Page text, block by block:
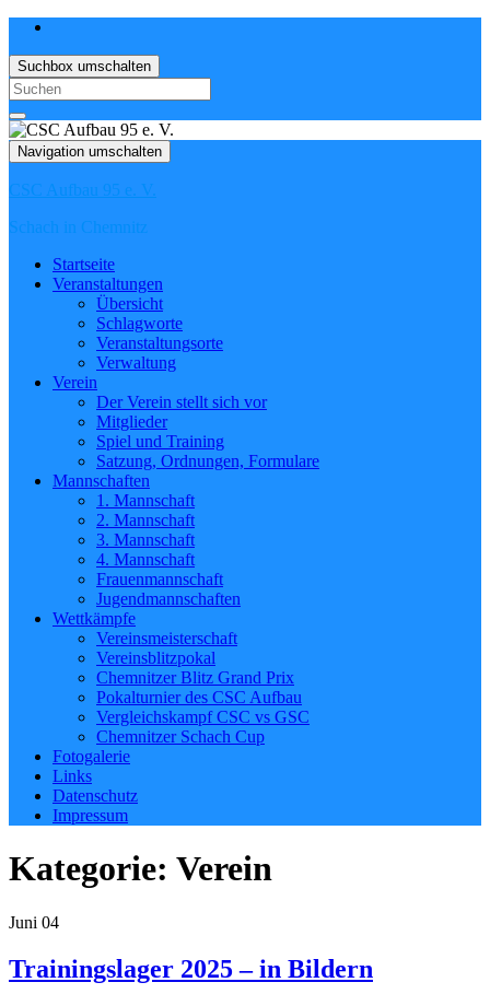
Suchbox umschalten
Search
for:
Navigation umschalten
CSC Aufbau 95 e. V.
Schach in Chemnitz
Startseite
Veranstaltungen
Übersicht
Schlagworte
Veranstaltungsorte
Verwaltung
Verein
Der Verein stellt sich vor
Mitglieder
Spiel und Training
Satzung, Ordnungen, Formulare
Mannschaften
1. Mannschaft
2. Mannschaft
3. Mannschaft
4. Mannschaft
Frauenmannschaft
Jugendmannschaften
Wettkämpfe
Vereinsmeisterschaft
Vereinsblitzpokal
Chemnitzer Blitz Grand Prix
Pokalturnier des CSC Aufbau
Vergleichskampf CSC vs GSC
Chemnitzer Schach Cup
Fotogalerie
Links
Datenschutz
Impressum
Kategorie: Verein
Juni 04
Trainingslager 2025 – in Bildern